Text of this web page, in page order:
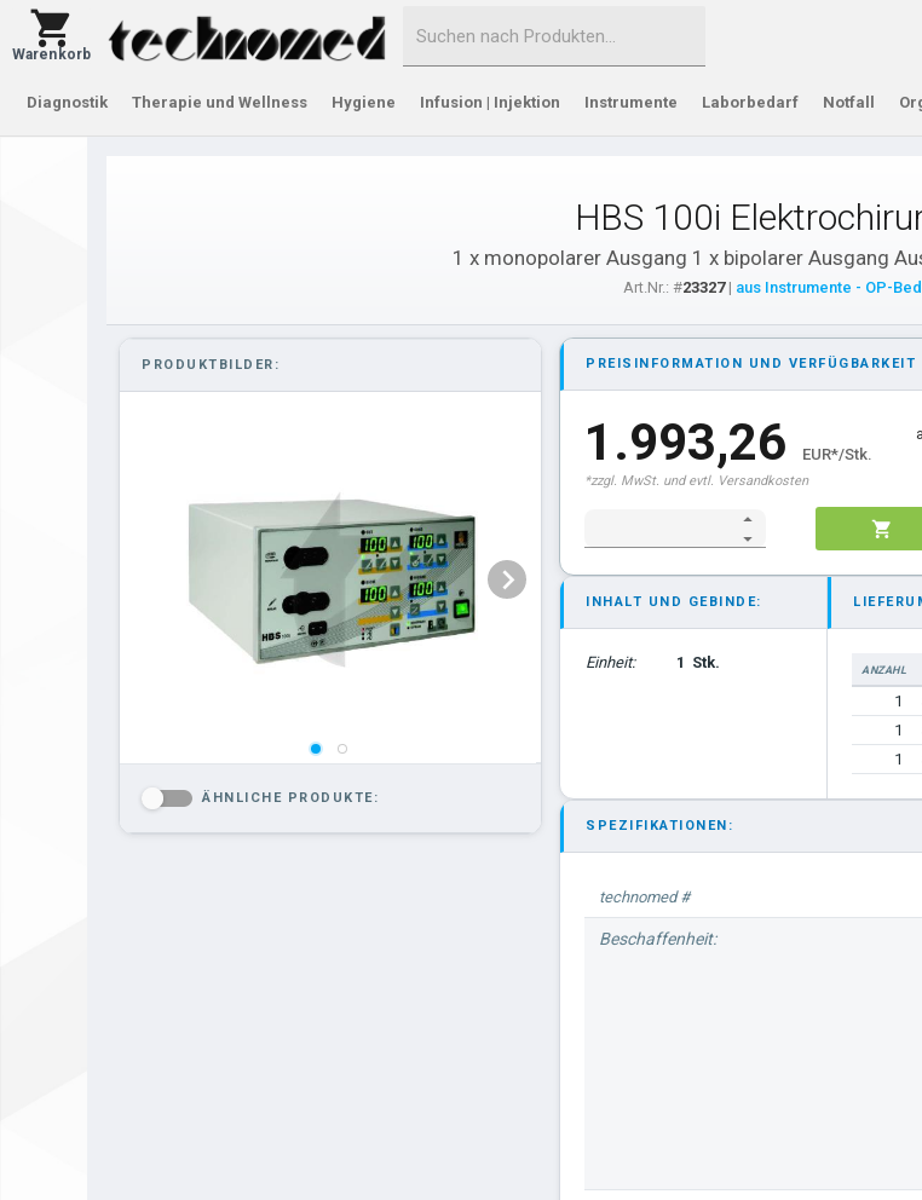
Warenkorb
Diagnostik Therapie und Wellness Hygiene Infusion | Injektion Instrumente Laborbedarf Notfall
HBS 100i
1 x monopolarer Ausgang 1 x bipolarer Ausgang
Art.Nr.: #23327| aus Instrumente - OP-
PRODUKTBILDER:
ÄHNLICHE PRODUKTE:
PREISINFORMATION UND VERFÜGBARKEIT
1.993,26 EUR*/Stk.
*zzgl. MwSt. und evtl. Versandkosten
INHALT UND GEBINDE:
Einheit: 1 Stk. ANZAHL
1
1
1
SPEZIFIKATIONEN:
technomed #
Beschaffenheit: